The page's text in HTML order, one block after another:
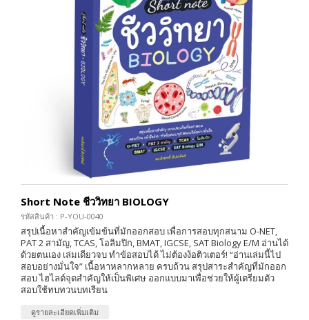
Short Note ชีววิทยา BIOLOGY
รหัสสินค้า : P-YOU-0040
สรุปเนื้อหาสำคัญเข้มข้นที่มักออกสอบ เพื่อการสอบทุกสนาม O-NET,
PAT 2 สามัญ, TCAS, โอลิมปิก, BMAT, IGCSE, SAT Biology E/M อ่านได้
ด้วยตนเอง เล่มเดียวจบ ทำข้อสอบได้ ไม่ต้องง้อติวเตอร์! “อ่านเล่มนี้ไป
สอบอย่างมั่นใจ” เนื้อหาหลากหลาย ครบถ้วน สรุปสาระสำคัญที่มักออก
สอบ ไฮไลต์จุดสำคัญให้เป็นพิเศษ ออกแบบมาเพื่อช่วยให้ผู้เตรียมตัว
สอบใช้ทบทวนบทเรียน
ดูรายละเอียดเพิ่มเติม